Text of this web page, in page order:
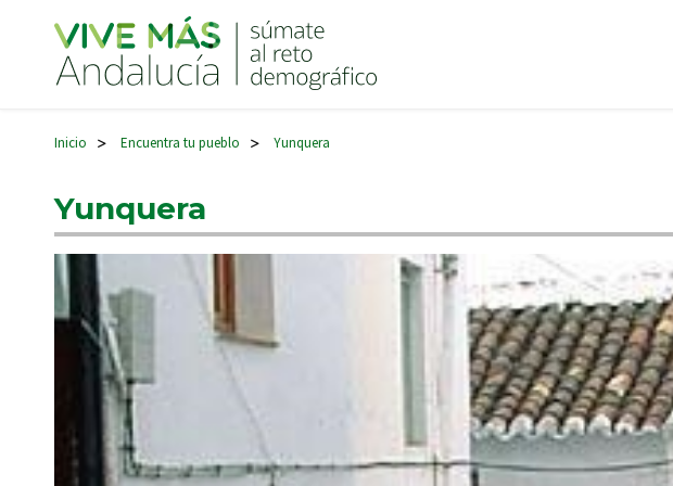
Navegación principal
Inicio > Encuentra tu pueblo > Yunquera
Yunquera